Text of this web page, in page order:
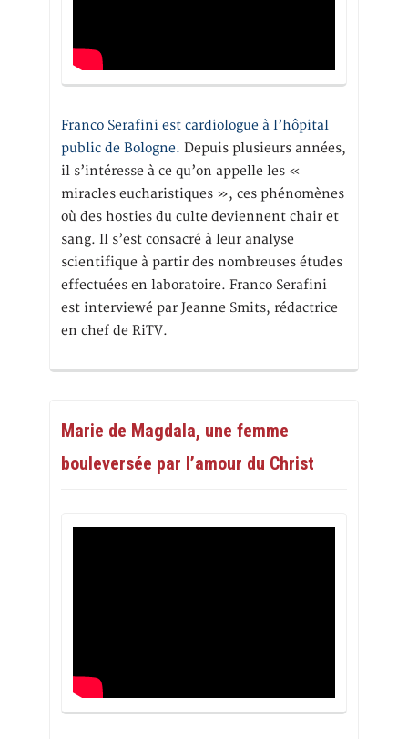
Franco Serafini est cardiologue à l’hôpital
public de Bologne. Depuis plusieurs années,
il s’intéresse à ce qu’on appelle les «
miracles eucharistiques », ces phénomènes
où des hosties du culte deviennent chair et
sang. Il s’est consacré à leur analyse
scientifique à partir des nombreuses études
effectuées en laboratoire. Franco Serafini
est interviewé par Jeanne Smits, rédactrice
en chef de RiTV.
Marie de Magdala, une femme
bouleversée par l’amour du Christ